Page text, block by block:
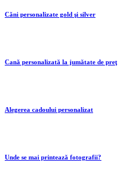
Căni personalizate gold şi silver
Cană personalizată la jumătate de preţ
Alegerea cadoului personalizat
Unde se mai printează fotografii?